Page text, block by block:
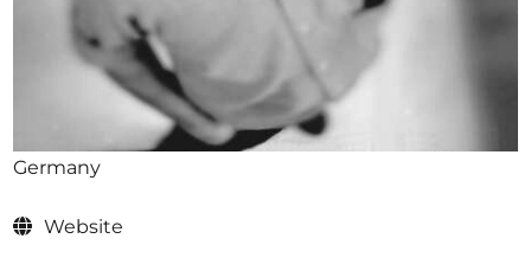
Opportunities
Become a member
About us
Germany
Website